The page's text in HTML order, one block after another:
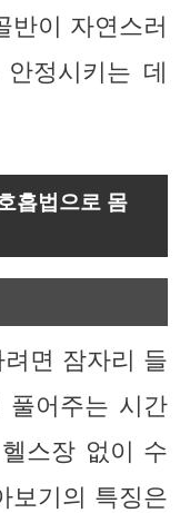
반이 자연스러
정시키는 데
흡법으로 몸
면 잠자리 들
어주는 시간
스장 없이 수
보기의 특징은